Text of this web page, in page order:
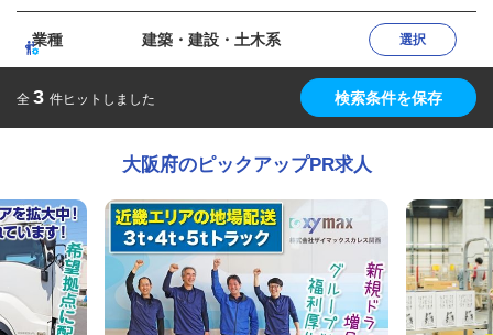
業種 建築・建設・土木系 選択
全 3 件ヒットしました 検索条件を保存
大阪府のピックアップPR求人